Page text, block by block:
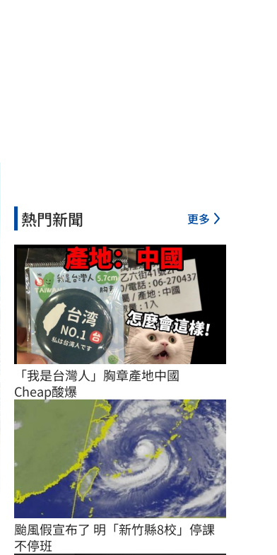
熱門新聞 更多
「我是台灣人」胸章產地中國
Cheap酸爆
颱風假宣布了 明「新竹縣8校」停課
不停班